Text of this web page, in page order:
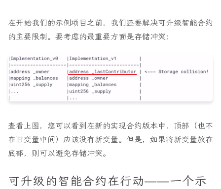
在开始我们的示例项目之前，我们还要解决可升级智能合约
的主要限制。要考虑的最重要方面是存储冲突：
查看上图，您可以看到在新的实现合约版本中，顶部（也不
在旧变量中间）应该没有新变量。但是，如果将新变量放在
底部，则可以避免存储冲突。
可升级的智能合约在行动——一个示